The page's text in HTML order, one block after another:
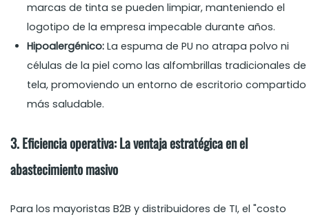
marcas de tinta se pueden limpiar, manteniendo el
logotipo de la empresa impecable durante años.
Hipoalergénico: La espuma de PU no atrapa polvo ni
células de la piel como las alfombrillas tradicionales de
tela, promoviendo un entorno de escritorio compartido
más saludable.
3. Eficiencia operativa: La ventaja estratégica en el
abastecimiento masivo
Para los mayoristas B2B y distribuidores de TI, el "costo